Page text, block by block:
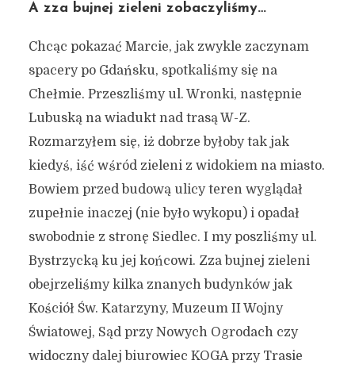
A zza bujnej zieleni zobaczyliśmy…
Chcąc pokazać Marcie, jak zwykle zaczynam
spacery po Gdańsku, spotkaliśmy się na
Chełmie. Przeszliśmy ul. Wronki, następnie
Lubuską na wiadukt nad trasą W-Z.
Rozmarzyłem się, iż dobrze byłoby tak jak
kiedyś, iść wśród zieleni z widokiem na miasto.
Bowiem przed budową ulicy teren wyglądał
zupełnie inaczej (nie było wykopu) i opadał
swobodnie z stronę Siedlec. I my poszliśmy ul.
Bystrzycką ku jej końcowi. Zza bujnej zieleni
obejrzeliśmy kilka znanych budynków jak
Kościół Św. Katarzyny, Muzeum II Wojny
Światowej, Sąd przy Nowych Ogrodach czy
widoczny dalej biurowiec KOGA przy Trasie